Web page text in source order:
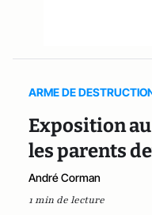
ARME DE
Exposition
les parents
André Corman
1 min de lecture